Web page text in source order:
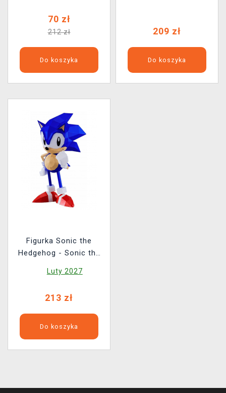
70 zł
212 zł
Do koszyka
209 zł
Do koszyka
Figurka Sonic the
Hedgehog - Sonic the
Smile Company)
Luty 2027
213 zł
Do koszyka